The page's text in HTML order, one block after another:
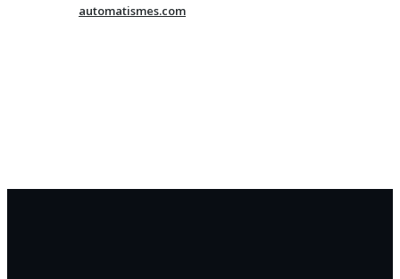
automatismes.com